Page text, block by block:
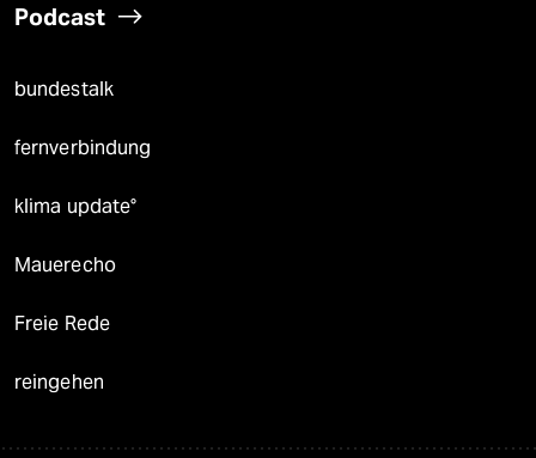
Podcast
bundestalk
fernverbindung
klima update°
Mauerecho
Freie Rede
reingehen